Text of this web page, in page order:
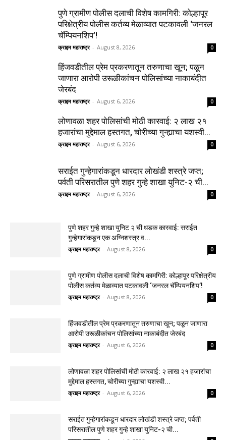
पुणे ग्रामीण पोलीस दलाची विशेष कामगिरी: कोल्हापूर
परिक्षेत्रीय पोलीस कर्तव्य मेळाव्यात पटकावली ‘जनरल
चॅम्पियनशिप’!
क्राइम महाराष्ट्र - August 8, 2026 0
हिंजवडीतील प्रेम प्रकरणातून तरुणाचा खून; पळून
जाणारा आरोपी उरूळीकांचन पोलिसांच्या नाकाबंदीत
जेरबंद
क्राइम महाराष्ट्र - August 6, 2026 0
लोणावळा शहर पोलिसांची मोठी कारवाई: २ लाख २१
हजारांचा मुद्देमाल हस्तगत, चोरीच्या गुन्ह्याचा यशस्वी...
क्राइम महाराष्ट्र - August 6, 2026 0
सराईत गुन्हेगारांकडून धारदार लोखंडी शस्त्रे जप्त;
पर्वती परिसरातील पुणे शहर गुन्हे शाखा युनिट-२ ची...
क्राइम महाराष्ट्र - August 6, 2026 0
पुणे शहर गुन्हे शाखा युनिट २ ची धडक कारवाई: सराईत
गुन्हेगारांकडून एक अग्निशस्त्र व...
क्राइम महाराष्ट्र - August 8, 2026 0
पुणे ग्रामीण पोलीस दलाची विशेष कामगिरी: कोल्हापूर परिक्षेत्रीय
पोलीस कर्तव्य मेळाव्यात पटकावली ‘जनरल चॅम्पियनशिप’!
क्राइम महाराष्ट्र - August 8, 2026 0
हिंजवडीतील प्रेम प्रकरणातून तरुणाचा खून; पळून जाणारा
आरोपी उरूळीकांचन पोलिसांच्या नाकाबंदीत जेरबंद
क्राइम महाराष्ट्र - August 6, 2026 0
लोणावळा शहर पोलिसांची मोठी कारवाई: २ लाख २१ हजारांचा
मुद्देमाल हस्तगत, चोरीच्या गुन्ह्याचा यशस्वी...
क्राइम महाराष्ट्र - August 6, 2026 0
सराईत गुन्हेगारांकडून धारदार लोखंडी शस्त्रे जप्त; पर्वती
परिसरातील पुणे शहर गुन्हे शाखा युनिट-२ ची...